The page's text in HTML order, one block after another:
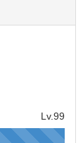
Lv.99